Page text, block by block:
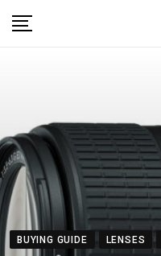
to
BUYING GUIDE LENSES